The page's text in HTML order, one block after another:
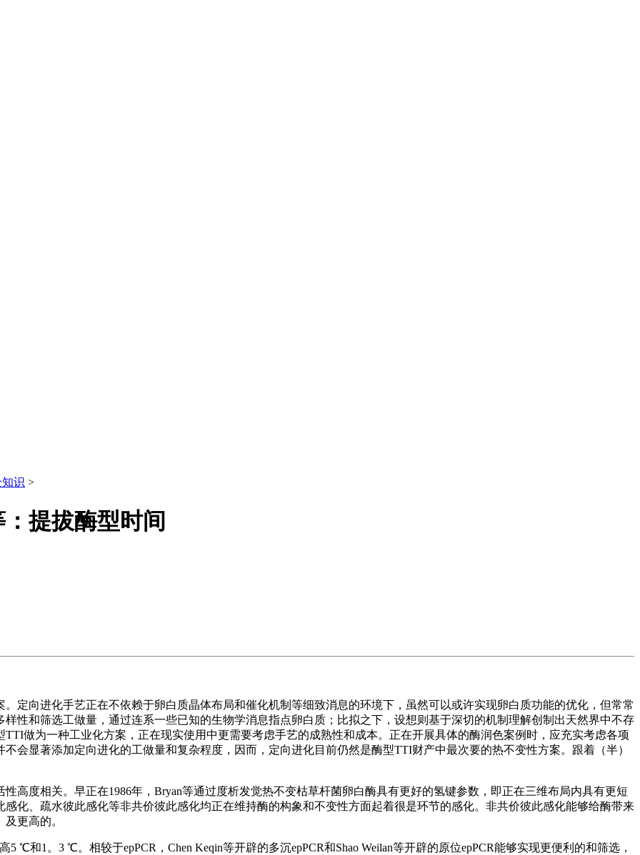
识 >
提拔酶型时间
向进化手艺正在不依赖于卵白质晶体布局和催化机制等细致消息的环境下，虽然可以或许实现卵白质功能的优化，但常常
性和筛选工做量，通过连系一些已知的生物学消息指点卵白质；比拟之下，设想则基于深切的机制理解创制出天然界中不存
做为一种工业化方案，正在现实使用中更需要考虑手艺的成熟性和成本。正在开展具体的酶润色案例时，应充实考虑各项
会显著添加定向进化的工做量和复杂程度，因而，定向进化目前仍然是酶型TTI财产中最次要的热不变性方案。跟着（半）
度相关。早正在1986年，Bryan等通过度析发觉热不变枯草杆菌卵白酶具有更好的氢键参数，即正在三维布局内具有更短
化、疏水彼此感化等非共价彼此感化均正在维持酶的构象和不变性方面起着很是环节的感化。非共价彼此感化能够给酶带来
更高的。
1。3 ℃。相较于epPCR，Chen Keqin等开辟的多沉epPCR和Shao Weilan等开辟的原位epPCR能够实现更便利的和筛选，